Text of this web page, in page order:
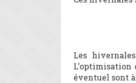
Les
L’optimisation
éventuel sont